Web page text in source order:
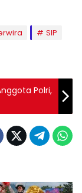
SIP
Polri,